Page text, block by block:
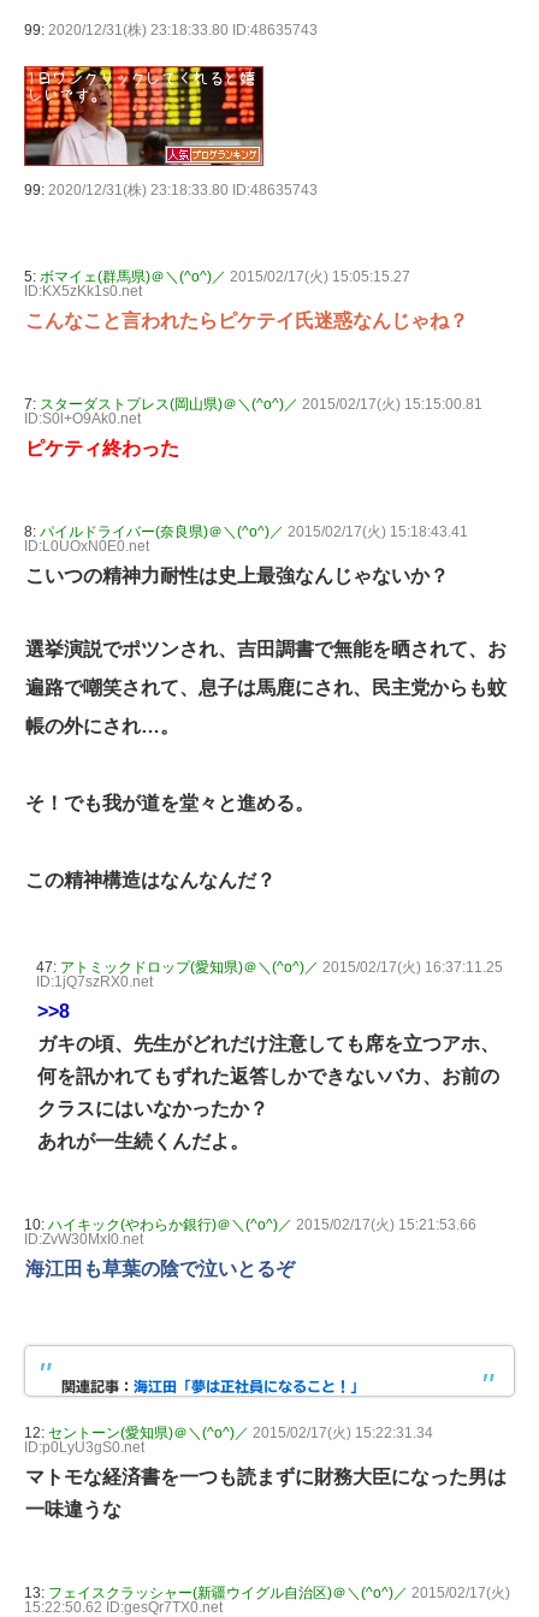
99: 2020/12/31(株) 23:18:33.80 ID:48635743
99: 2020/12/31(株) 23:18:33.80 ID:48635743
5: ボマイェ(群馬県)＠＼(^o^)／ 2015/02/17(火) 15:05:15.27
ID:KX5zKk1s0.net
こんなこと言われたらピケテイ氏迷惑なんじゃね？
7: スターダストプレス(岡山県)＠＼(^o^)／ 2015/02/17(火) 15:15:00.81
ID:S0l+O9Ak0.net
ピケティ終わった
8: パイルドライバー(奈良県)＠＼(^o^)／ 2015/02/17(火) 15:18:43.41
ID:L0UOxN0E0.net
こいつの精神力耐性は史上最強なんじゃないか？
選挙演説でポツンされ、吉田調書で無能を晒されて、お
遍路で嘲笑されて、息子は馬鹿にされ、民主党からも蚊
帳の外にされ…。
そ！でも我が道を堂々と進める。
この精神構造はなんなんだ？
47: アトミックドロップ(愛知県)＠＼(^o^)／ 2015/02/17(火) 16:37:11.25
ID:1jQ7szRX0.net
>>8
ガキの頃、先生がどれだけ注意しても席を立つアホ、
何を訊かれてもずれた返答しかできないバカ、お前の
クラスにはいなかったか？
あれが一生続くんだよ。
10: ハイキック(やわらか銀行)＠＼(^o^)／ 2015/02/17(火) 15:21:53.66
ID:ZvW30MxI0.net
海江田も草葉の陰で泣いとるぞ
関連記事： 海江田「夢は正社員になること！」
12: セントーン(愛知県)＠＼(^o^)／ 2015/02/17(火) 15:22:31.34
ID:p0LyU3gS0.net
マトモな経済書を一つも読まずに財務大臣になった男は
一味違うな
13: フェイスクラッシャー(新疆ウイグル自治区)＠＼(^o^)／ 2015/02/17(火)
15:22:50.62 ID:gesQr7TX0.net